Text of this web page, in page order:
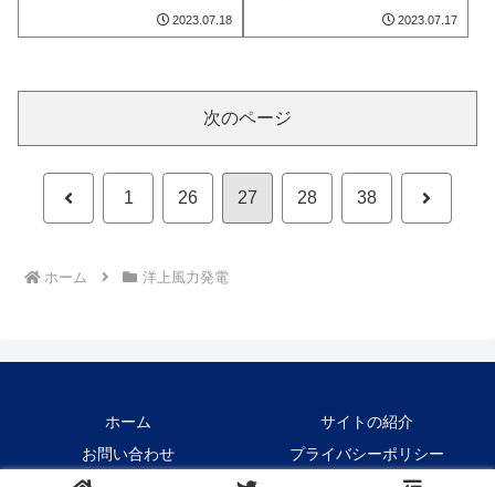
2023.07.18 2023.07.17
次のページ
前 1 26 27 28 38 次
ホーム 洋上風力発電
ホーム
サイトの紹介
お問い合わせ
プライバシーポリシー